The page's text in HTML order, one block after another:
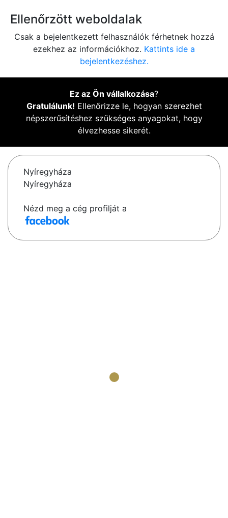
Ellenőrzött weboldalak
Csak a bejelentkezett felhasználók férhetnek hozzá
ezekhez az információkhoz. Kattints ide a
bejelentkezéshez.
Ez az Ön vállalkozása?
Gratulálunk! Ellenőrizze le, hogyan szerezhet
népszerűsítéshez szükséges anyagokat, hogy
élvezhesse sikerét.
Nyíregyháza
Nyíregyháza
Nézd meg a cég profilját a